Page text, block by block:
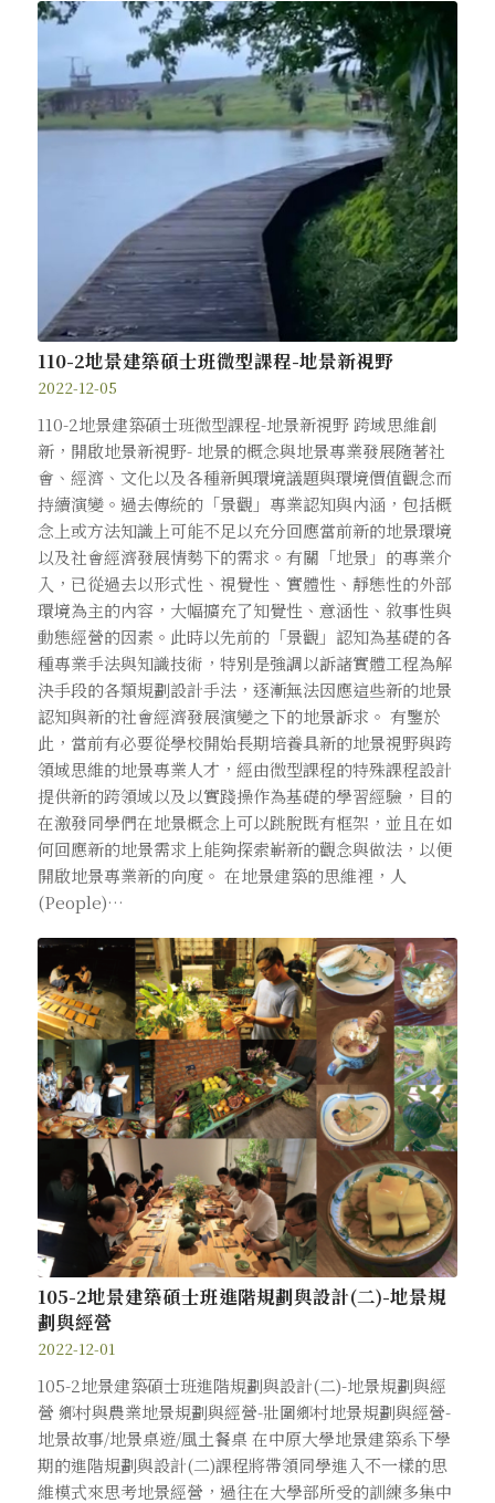
110-2地景建築碩士班微型課程-地景新視野
2022-12-05
110-2地景建築碩士班微型課程-地景新視野 跨域思維創
新，開啟地景新視野- 地景的概念與地景專業發展隨著社
會、經濟、文化以及各種新興環境議題與環境價值觀念而
持續演變。過去傳統的「景觀」專業認知與內涵，包括概
念上或方法知識上可能不足以充分回應當前新的地景環境
以及社會經濟發展情勢下的需求。有關「地景」的專業介
入，已從過去以形式性、視覺性、實體性、靜態性的外部
環境為主的內容，大幅擴充了知覺性、意涵性、敘事性與
動態經營的因素。此時以先前的「景觀」認知為基礎的各
種專業手法與知識技術，特別是強調以訴諸實體工程為解
決手段的各類規劃設計手法，逐漸無法因應這些新的地景
認知與新的社會經濟發展演變之下的地景訴求。 有鑒於
此，當前有必要從學校開始長期培養具新的地景視野與跨
領域思維的地景專業人才，經由微型課程的特殊課程設計
提供新的跨領域以及以實踐操作為基礎的學習經驗，目的
在激發同學們在地景概念上可以跳脫既有框架，並且在如
何回應新的地景需求上能夠探索嶄新的觀念與做法，以便
開啟地景專業新的向度。 在地景建築的思維裡，人
(People)…
105-2地景建築碩士班進階規劃與設計(二)-地景規
劃與經營
2022-12-01
105-2地景建築碩士班進階規劃與設計(二)-地景規劃與經
營 鄉村與農業地景規劃與經營-壯圍鄉村地景規劃與經營-
地景故事/地景桌遊/風土餐桌 在中原大學地景建築系下學
期的進階規劃與設計(二)課程將帶領同學進入不一樣的思
維模式來思考地景經營，過往在大學部所受的訓練多集中